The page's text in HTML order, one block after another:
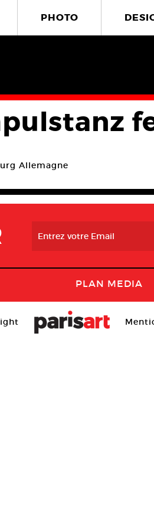
PHOTO
Allemagne
PLAN MEDIA